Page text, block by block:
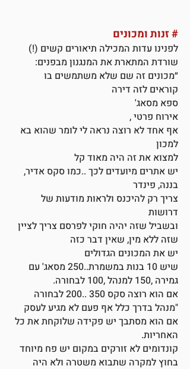
#זנות ומכונים
לפנינו עדות המכילה תיאורים קשים (!)
שורדת המתארת את המנגנון מבפנים:
״מכונים זה שם שלא משתמשים בו
קוראים לזה דירה
ספא מסאג'
אירוח פרטי ,
אף אחד לא רוצה נראה לי לומר שהוא בא
למכון
למצוא את זה היה מאוד קל
יש אתרים מיועדים לכך ..כמו סקס אדיר,
בננה, פינדר
צריך רק להיכנס ולראות מודעות של
דרושות
ובשביל שזה יהיה חוקי לפרסם צריך לציין
שזה ללא מין, שאין דבר כזה
יש את המכונים הגדולים
שיש 10 בנות במשמרת..250 מסאג' עם
גמירה ,150 למנהל ,100 לבחורה.
אם הוא רוצה סקס 350 ..200 לבחורה
"מנהל בדרך כלל אף פעם לא מגיע לעסק
אם הוא מסתבך יש פקידה שלוקחת את כל
האחריות.
קונדומים לא זורקים במקום יש פח מיוחד
בחוץ למקרה שתבוא משטרה ולא היה